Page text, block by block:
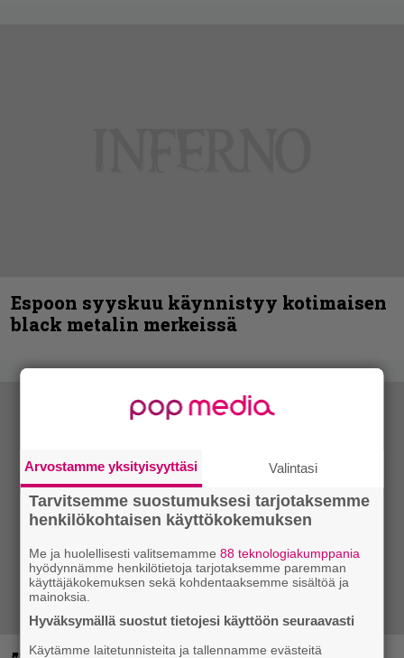
Espoon syyskuu käynnistyy kotimaisen
black metalin merkeissä
Arvostamme yksityisyyttäsi Valintasi
Tarvitsemme suostumuksesi tarjotaksemme
henkilökohtaisen käyttökokemuksen
Me ja huolellisesti valitsemamme88 teknologiakumppania
hyödynnämme henkilötietoja tarjotaksemme paremman
käyttäjäkokemuksen sekä kohdentaaksemme sisältöä ja
mainoksia.
Hyväksymällä suostut tietojesi käyttöön seuraavasti
Käytämme laitetunnisteita ja tallennamme evästeitä